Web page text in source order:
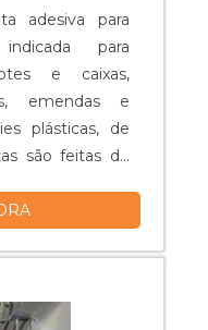
adesiva para
para
e caixas,
emendas e
plásticas, de
são feitas de
graças
aumentar
ela pode ser